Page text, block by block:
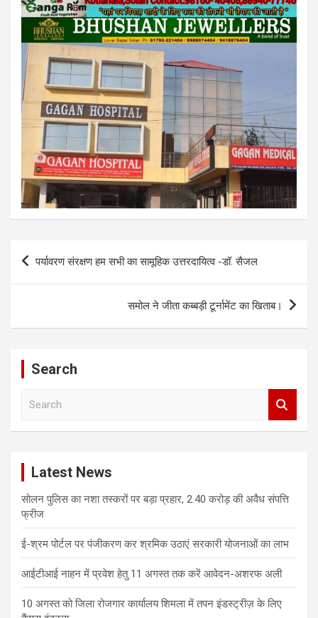
Post
पर्यावरण संरक्षण हम सभी का सामूहिक उत्तरदायित्व -डॉ. सैजल
समोल ने जीता कब्बड़ी टूर्नामेंट का खिताब।
Search
Latest News
सोलन पुलिस का नशा तस्करों पर बड़ा प्रहार, 2.40 करोड़ की अवैध संपत्ति
फ्रीज
ई-श्रम पोर्टल पर पंजीकरण कर श्रमिक उठाएं सरकारी योजनाओं का लाभ
आईटीआई नाहन में प्रवेश हेतु 11 अगस्त तक करें आवेदन-अशरफ अली
10 अगस्त को जिला रोजगार कार्यालय शिमला में तपन इंडस्ट्रीज़ के लिए